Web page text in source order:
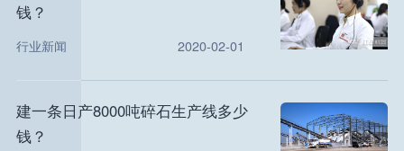
钱？
行业新闻 2020-02-01
建一条日产8000吨碎石生产线多少
钱？